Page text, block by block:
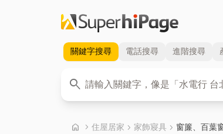
關鍵字搜尋 電話搜尋 進階搜尋
search
關鍵字
home chevron_right 首頁
住屋居家 chevron_right 家飾寢具 chevron_right 窗簾、百葉